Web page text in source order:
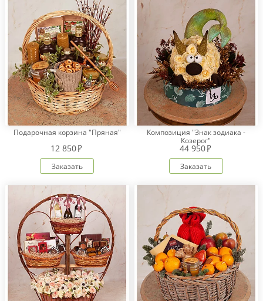
Подарочная корзина "Пряная"
12 850
Заказать
Композиция "Знак зодиака -
Козерог"
44 950
Заказать